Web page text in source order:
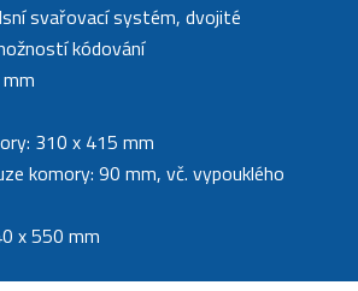
svařovací systém, dvojité
kódování
310 x 415 mm
komory: 90 mm, vč. vypouklého
x 550 mm